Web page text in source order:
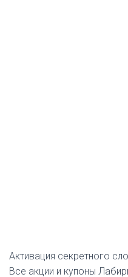
Активация секретного
Все акции и купоны